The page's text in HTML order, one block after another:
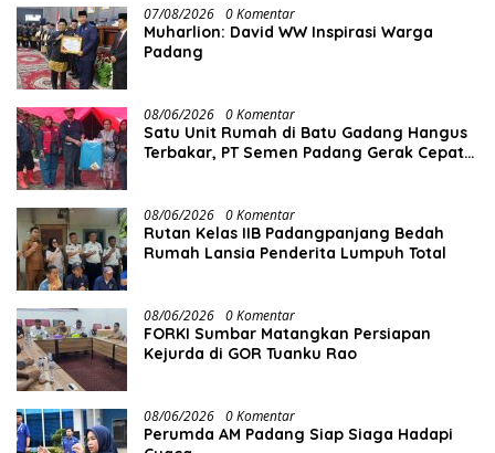
07/08/2026 0 Komentar
Muharlion: David WW Inspirasi Warga
Padang
08/06/2026 0 Komentar
Satu Unit Rumah di Batu Gadang Hangus
Terbakar, PT Semen Padang Gerak Cepat
08/06/2026 0 Komentar
Rutan Kelas IIB Padangpanjang Bedah
Rumah Lansia Penderita Lumpuh Total
08/06/2026 0 Komentar
FORKI Sumbar Matangkan Persiapan
Kejurda di GOR Tuanku Rao
08/06/2026 0 Komentar
Perumda AM Padang Siap Siaga Hadapi